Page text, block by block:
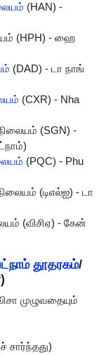
(HAN) -
(HPH) - ஹை
(DAD) - டா நாங்
(CXR) - Nha
(SGN) -
(PQC) - Phu
(டிஎல்ஐ) - டா
(விசிஏ) - கேன்
தூதரகம்/
முழுவதையும்
சார்ந்தது)